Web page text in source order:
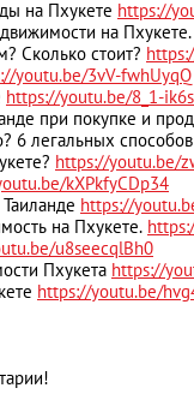
на Пхукете https://
на Пхукете.
Сколько стоит?
youtu.be/3vV-fwhUyqQ
https://youtu.be/8_1-
при покупке и
6 легальных способов
https://youtu.be/
kXPkfyCDp34
https://
на Пхукете.
u8seecqlBh0
Пхукета https://
https://youtu.be/